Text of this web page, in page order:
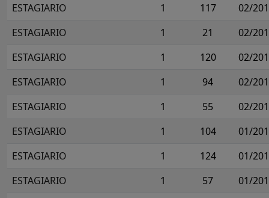
ESTAGIARIO
1 117
02/
ESTAGIARIO
1 21
02/
ESTAGIARIO
1 120
02/
ESTAGIARIO
1 94
02/
ESTAGIARIO
1 55
02/
ESTAGIARIO
1 104
01/
ESTAGIARIO
1 124
01/
ESTAGIARIO
1 57
01/